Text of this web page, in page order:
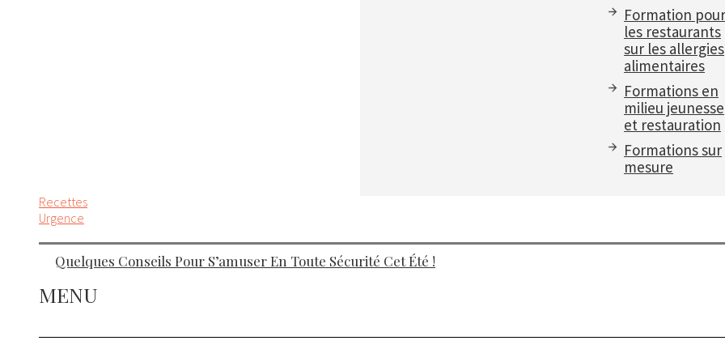
Formation pour
les restaurants
sur les allergies
alimentaires
Formations en
milieu jeunesse
et restauration
Formations sur
mesure
Recettes
Urgence
Quelques Conseils Pour S’amuser En Toute Sécurité Cet Été !
MENU